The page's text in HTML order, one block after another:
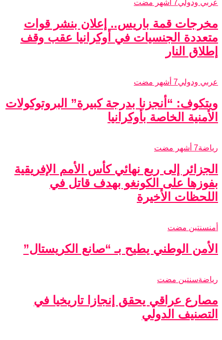
عربي ودولي7 أشهر مضت
مخرجات قمة باريس.. إعلان بنشر قوات
متعددة الجنسيات في أوكرانيا عقب وقف
إطلاق النار
عربي ودولي7 أشهر مضت
ويتكوف: “أنجزنا بدرجة كبيرة” البروتوكولات
الأمنية الخاصة بأوكرانيا
رياضة7 أشهر مضت
الجزائر إلى ربع نهائي كأس الأمم الإفريقية
بفوزها على الكونغو بهدف قاتل في
اللحظات الأخيرة
أمنسنتين مضت
الأمن الوطني يطيح بـ “صانع الكريستال”
رياضةسنتين مضت
مصارع عراقي يحقق إنجازا تاريخيا في
التصنيف الدولي